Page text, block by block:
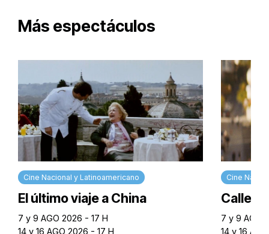
Más espectáculos
Cine Nacional y Latinoamericano
El último viaje a China
7 y 9 AGO 2026 - 17 H
14 y 16 AGO 2026 - 17 H
Cine
Calle
7 y 9 AGO
14 y 16